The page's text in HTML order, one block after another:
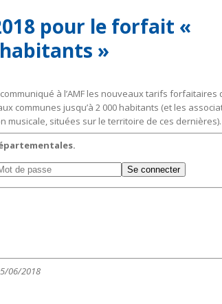
pour le forfait «
habitants »
à l’AMF les nouveaux tarifs
communes jusqu’à 2 000 habitants (et les
musicale, situées sur le territoire de ces dernières).
06/2018